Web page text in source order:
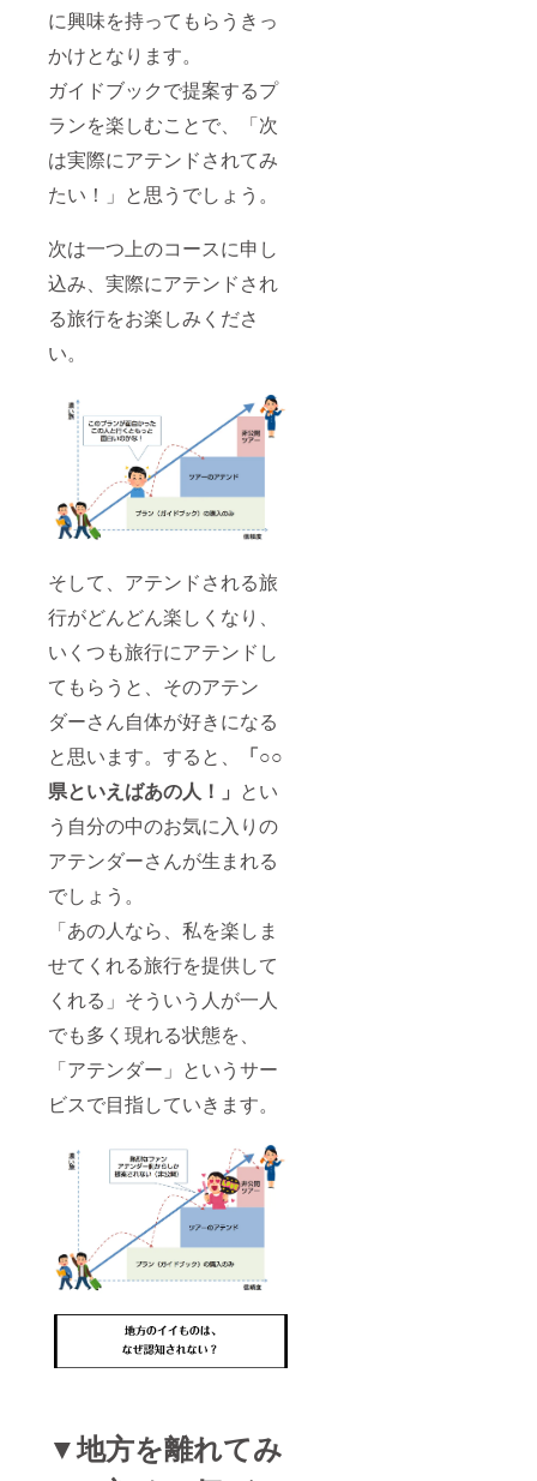
に興味を持ってもらうきっ
かけとなります。
ガイドブックで提案するプ
ランを楽しむことで、「次
は実際にアテンドされてみ
たい！」と思うでしょう。
次は一つ上のコースに申し
込み、実際にアテンドされ
る旅行をお楽しみくださ
い。
そして、アテンドされる旅
行がどんどん楽しくなり、
いくつも旅行にアテンドし
てもらうと、そのアテン
ダーさん自体が好きになる
と思います。すると、
「○○
県といえばあの人！」 とい
う自分の中のお気に入りの
アテンダーさんが生まれる
でしょう。
「あの人なら、私を楽しま
せてくれる旅行を提供して
くれる」そういう人が一人
でも多く現れる状態を、
「アテンダー」というサー
ビスで目指していきます。
▼地方を離れてみ